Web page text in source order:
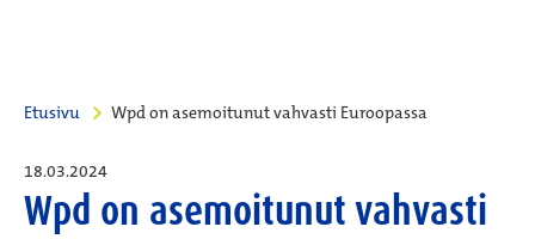
Etusivu Wpd on asemoitunut vahvasti Euroopassa
18.03.2024
Wpd on asemoitunut vahvasti